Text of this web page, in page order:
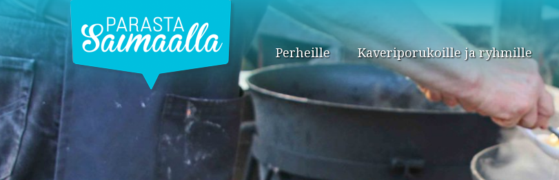
Perheille Kaveriporukoille ja ryhmille